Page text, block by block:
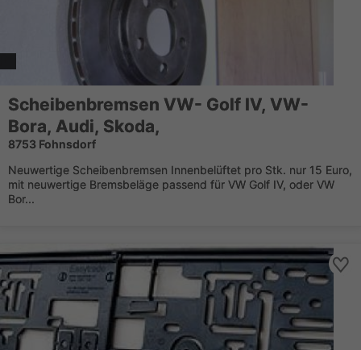
Scheibenbremsen VW- Golf IV, VW-
Bora, Audi, Skoda,
8753 Fohnsdorf
Neuwertige Scheibenbremsen Innenbelüftet pro Stk. nur 15 Euro,
mit neuwertige Bremsbeläge passend für VW Golf IV, oder VW
Bor...